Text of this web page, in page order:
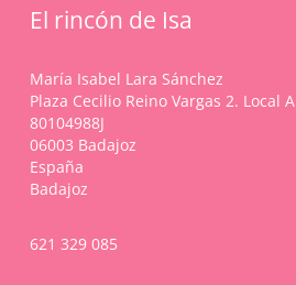
El rincón de Isa
María Isabel Lara Sánchez
Plaza Cecilio Reino Vargas 2. Local A
80104988J
06003 Badajoz
España
Badajoz
621 329 085